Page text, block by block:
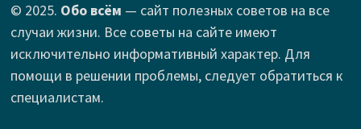
© 2025. Обо всём — сайт полезных советов на все
случаи жизни. Все советы на сайте имеют
исключительно информативный характер. Для
помощи в решении проблемы, следует обратиться к
специалистам.